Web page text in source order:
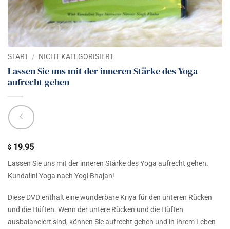
START / NICHT KATEGORISIERT
Lassen Sie uns mit der inneren Stärke des Yoga
aufrecht gehen
$ 19.95
Lassen Sie uns mit der inneren Stärke des Yoga aufrecht gehen.
Kundalini Yoga nach Yogi Bhajan!
Diese DVD enthält eine wunderbare Kriya für den unteren Rücken
und die Hüften. Wenn der untere Rücken und die Hüften
ausbalanciert sind, können Sie aufrecht gehen und in Ihrem Leben